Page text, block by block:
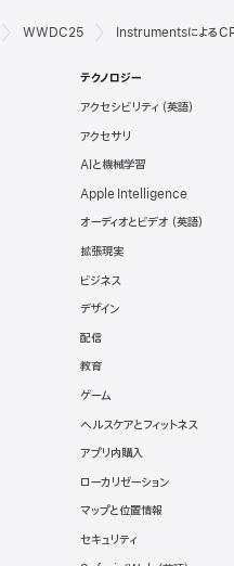
WWDC25 Instrumentsによる
テクノロジー
アクセシビリティ
アクセサリ
AIと機械学習
Apple Intelligence
オーディオとビデオ
拡張現実
ビジネス
デザイン
配信
教育
ゲーム
ヘルスケアとフィットネス
アプリ内購入
ローカリゼーション
マップと位置情報
セキュリティ